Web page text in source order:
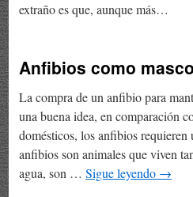
extraño es que, aunque más…
Anfibios como
La compra de un anfibio para
una buena idea, en comparación
domésticos, los anfibios
anfibios son animales que viven
agua, son … Sigue leyendo →